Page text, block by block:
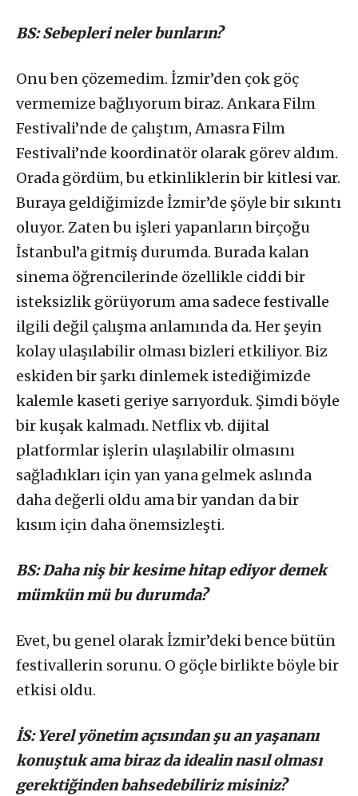
BS: Sebepleri neler bunların?
Onu ben çözemedim. İzmir’den çok göç
vermemize bağlıyorum biraz. Ankara Film
Festivali’nde de çalıştım, Amasra Film
Festivali’nde koordinatör olarak görev aldım.
Orada gördüm, bu etkinliklerin bir kitlesi var.
Buraya geldiğimizde İzmir’de şöyle bir sıkıntı
oluyor. Zaten bu işleri yapanların birçoğu
İstanbul’a gitmiş durumda. Burada kalan
sinema öğrencilerinde özellikle ciddi bir
isteksizlik görüyorum ama sadece festivalle
ilgili değil çalışma anlamında da. Her şeyin
kolay ulaşılabilir olması bizleri etkiliyor. Biz
eskiden bir şarkı dinlemek istediğimizde
kalemle kaseti geriye sarıyorduk. Şimdi böyle
bir kuşak kalmadı. Netflix vb. dijital
platformlar işlerin ulaşılabilir olmasını
sağladıkları için yan yana gelmek aslında
daha değerli oldu ama bir yandan da bir
kısım için daha önemsizleşti.
BS: Daha niş bir kesime hitap ediyor demek
mümkün mü bu durumda?
Evet, bu genel olarak İzmir’deki bence bütün
festivallerin sorunu. O göçle birlikte böyle bir
etkisi oldu.
İS: Yerel yönetim açısından şu an yaşananı
konuştuk ama biraz da idealin nasıl olması
gerektiğinden bahsedebiliriz misiniz?